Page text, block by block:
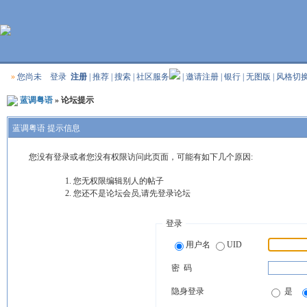
»您尚未 登录 注册| 推荐| 搜索| 社区服务 | 邀请注册| 银行 无图版 风格切
蓝调粤语» 论坛提示
蓝调粤语 提示信息
您没有登录或者您没有权限访问此页面，可能有如下几个原因:
您无权限编辑别人的帖子
您还不是论坛会员,请先登录论坛
登录
用户名 UID
密 码
隐身登录 是